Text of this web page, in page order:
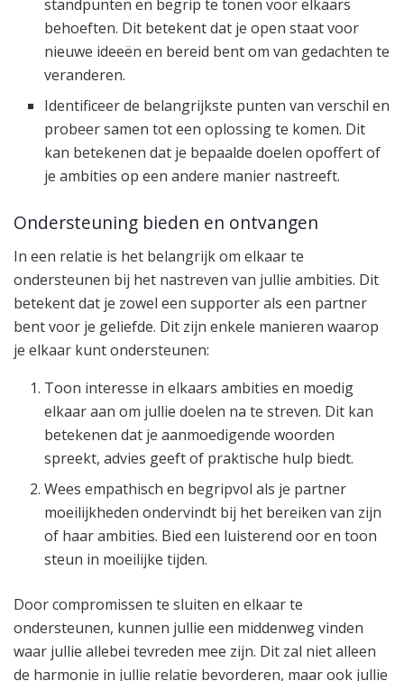
standpunten en begrip te tonen voor elkaars
behoeften. Dit betekent dat je open staat voor
nieuwe ideeën en bereid bent om van gedachten te
veranderen.
Identificeer de belangrijkste punten van verschil en
probeer samen tot een oplossing te komen. Dit
kan betekenen dat je bepaalde doelen opoffert of
je ambities op een andere manier nastreeft.
Ondersteuning bieden en ontvangen
In een relatie is het belangrijk om elkaar te
ondersteunen bij het nastreven van jullie ambities. Dit
betekent dat je zowel een supporter als een partner
bent voor je geliefde. Dit zijn enkele manieren waarop
je elkaar kunt ondersteunen:
Toon interesse in elkaars ambities en moedig
elkaar aan om jullie doelen na te streven. Dit kan
betekenen dat je aanmoedigende woorden
spreekt, advies geeft of praktische hulp biedt.
Wees empathisch en begripvol als je partner
moeilijkheden ondervindt bij het bereiken van zijn
of haar ambities. Bied een luisterend oor en toon
steun in moeilijke tijden.
Door compromissen te sluiten en elkaar te
ondersteunen, kunnen jullie een middenweg vinden
waar jullie allebei tevreden mee zijn. Dit zal niet alleen
de harmonie in jullie relatie bevorderen, maar ook jullie